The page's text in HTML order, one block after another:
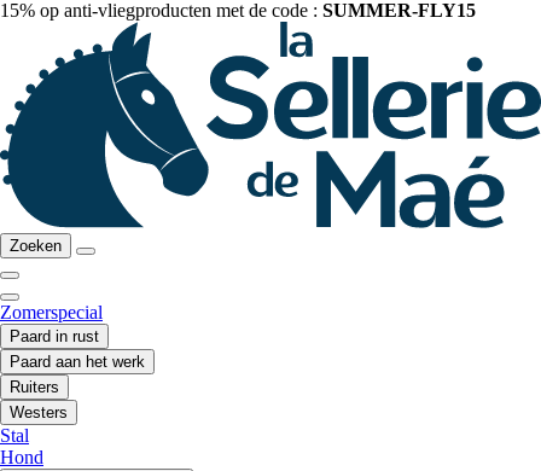
15% op anti-vliegproducten met de code : SUMMER-FLY15
Zoeken
Zomerspecial
Paard in rust
Paard aan het werk
Ruiters
Westers
Stal
Hond